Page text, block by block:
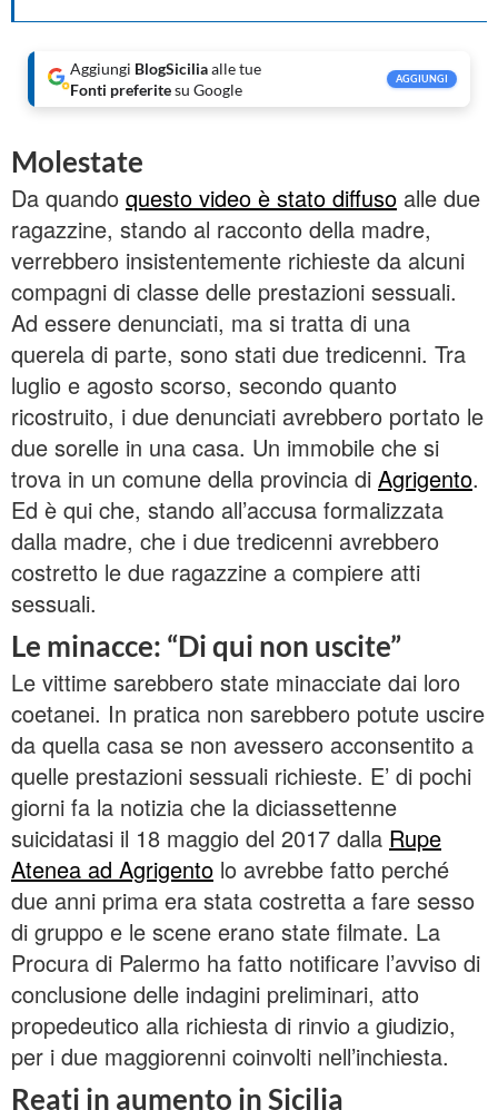
Aggiungi BlogSiciliaalle tue
Fonti preferitesu Google
AGGIUNGI
Molestate
Da quando questo video è stato diffuso alle due
ragazzine, stando al racconto della madre,
verrebbero insistentemente richieste da alcuni
compagni di classe delle prestazioni sessuali.
Ad essere denunciati, ma si tratta di una
querela di parte, sono stati due tredicenni. Tra
luglio e agosto scorso, secondo quanto
ricostruito, i due denunciati avrebbero portato le
due sorelle in una casa. Un immobile che si
trova in un comune della provincia di Agrigento.
Ed è qui che, stando all’accusa formalizzata
dalla madre, che i due tredicenni avrebbero
costretto le due ragazzine a compiere atti
sessuali.
Le minacce: “Di qui non uscite”
Le vittime sarebbero state minacciate dai loro
coetanei. In pratica non sarebbero potute uscire
da quella casa se non avessero acconsentito a
quelle prestazioni sessuali richieste. E’ di pochi
giorni fa la notizia che la diciassettenne
suicidatasi il 18 maggio del 2017 dalla Rupe
Atenea ad Agrigento lo avrebbe fatto perché
due anni prima era stata costretta a fare sesso
di gruppo e le scene erano state filmate. La
Procura di Palermo ha fatto notificare l’avviso di
conclusione delle indagini preliminari, atto
propedeutico alla richiesta di rinvio a giudizio,
per i due maggiorenni coinvolti nell’inchiesta.
Reati in aumento in Sicilia